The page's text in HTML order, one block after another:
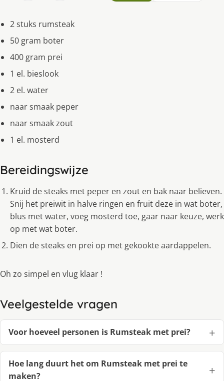
2 stuks rumsteak
50 gram boter
400 gram prei
1 el. bieslook
2 el. water
naar smaak peper
naar smaak zout
1 el. mosterd
Bereidingswijze
Kruid de steaks met peper en zout en bak naar believen.
Snij het preiwit in halve ringen en fruit deze in wat boter,
blus met water, voeg mosterd toe, gaar naar keuze, werk
op met wat boter.
Dien de steaks en prei op met gekookte aardappelen.
Oh zo simpel en vlug klaar !
Veelgestelde vragen
Voor hoeveel personen is Rumsteak met prei?
Hoe lang duurt het om Rumsteak met prei te
maken?